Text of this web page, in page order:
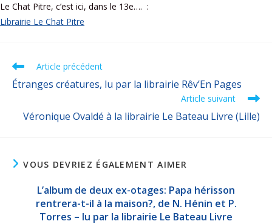
Le Chat Pitre, c’est ici, dans le 13e…. :
Librairie Le Chat Pitre
Article précédent
Étranges créatures, lu par la librairie Rêv’En Pages
Article suivant
Véronique Ovaldé à la librairie Le Bateau Livre (Lille)
VOUS DEVRIEZ ÉGALEMENT AIMER
L’album de deux ex-otages: Papa hérisson
rentrera-t-il à la maison?, de N. Hénin et P.
Torres – lu par la librairie Le Bateau Livre